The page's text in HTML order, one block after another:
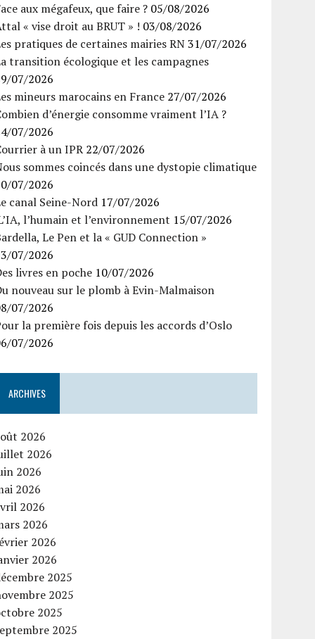
aux mégafeux, que faire ? 05/08/2026
« vise droit au BRUT » ! 03/08/2026
pratiques de certaines mairies RN31/07/2026
transition écologique et les campagnes
07/2026
mineurs marocains en France 27/07/2026
d’énergie consomme vraiment l’IA ?
07/2026
à un IPR 22/07/2026
sommes coincés dans une dystopie climatique
07/2026
canal Seine-Nord 17/07/2026
l’humain et l’environnement 15/07/2026
Le Pen et la « GUD Connection »
07/2026
livres en poche 10/07/2026
nouveau sur le plomb à Evin-Malmaison
07/2026
la première fois depuis les accords d’Oslo
07/2026
ARCHIVES
2026
2026
2026
2026
2026
2026
2026
2026
2025
2025
2025
2025